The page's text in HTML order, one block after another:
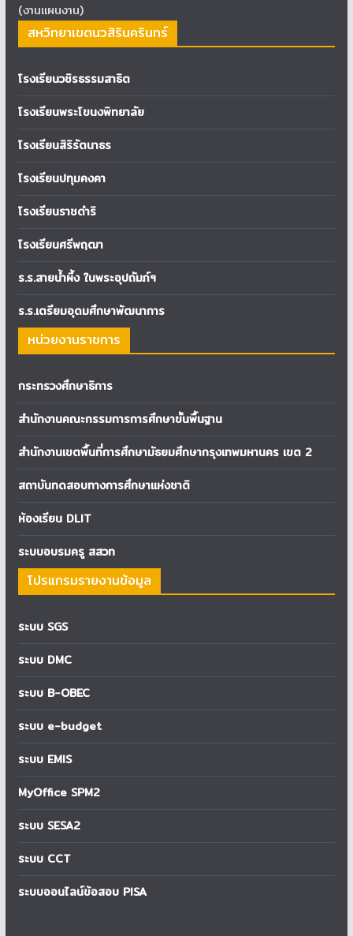
(งานแผนงาน)
สหวิทยาเขตนวสิรินครินทร์
โรงเรียนวชิรธรรมสาธิต
โรงเรียนพระโขนงพิทยาลัย
โรงเรียนสิริรัตนาธร
โรงเรียนปทุมคงคา
โรงเรียนราชดำริ
โรงเรียนศรีพฤฒา
ร.ร.สายน้ำผึ้ง ในพระอุปถัมภ์ฯ
ร.ร.เตรียมอุดมศึกษาพัฒนาการ
หน่วยงานราชการ
กระทรวงศึกษาธิการ
สำนักงานคณะกรรมการการศึกษาขั้นพื้นฐาน
สำนักงานเขตพื้นที่การศึกษามัธยมศึกษากรุงเทพมหานคร เขต 2
สถาบันทดสอบทางการศึกษาแห่งชาติ
ห้องเรียน DLIT
ระบบอบรมครู สสวท
โปรแกรมรายงานข้อมูล
ระบบ SGS
ระบบ DMC
ระบบ B-OBEC
ระบบ e-budget
ระบบ EMIS
MyOffice SPM2
ระบบ SESA2
ระบบ CCT
ระบบออนไลน์ข้อสอบ PISA